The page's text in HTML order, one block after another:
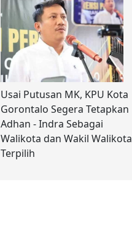
Usai Putusan MK, KPU Kota
Gorontalo Segera Tetapkan
Adhan - Indra Sebagai
Walikota dan Wakil Walikota
Terpilih